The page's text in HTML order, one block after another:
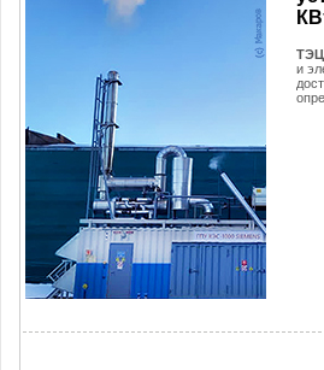
ТЭЦ
и